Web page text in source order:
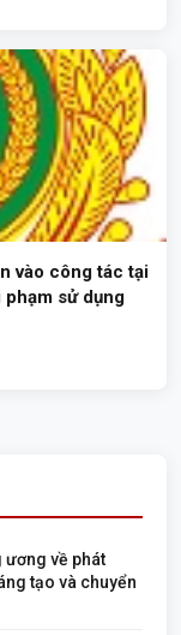
vào công tác tại
sử dụng
ương về phát
tạo và chuyển